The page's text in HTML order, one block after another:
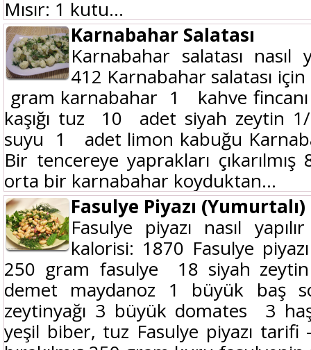
Mısır: 1 kutu...
Karnabahar Salatası
Karnabahar salatası nasıl
412 Karnabahar salatası
gram karnabahar 1 kahve
kaşığı tuz 10 adet siyah zeytin
suyu 1 adet limon kabuğu
Bir tencereye yaprakları
orta bir karnabahar koyduktan...
Fasulye Piyazı (Yumurtalı)
Fasulye piyazı nasıl
kalorisi: 1870 Fasulye
250 gram fasulye 18 siyah
demet maydanoz 1 büyük baş
zeytinyağı 3 büyük domates 3
yeşil biber, tuz Fasulye piyazı tarifi